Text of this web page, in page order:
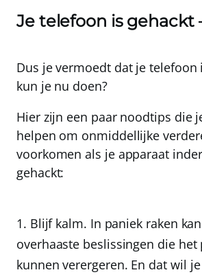
Je telefoon is gehackt
Dus je vermoedt dat je telefoon
kun je nu doen?
Hier zijn een paar noodtips die
helpen om onmiddellijke
voorkomen als je apparaat
gehackt:
Blijf kalm. In paniek raken
overhaaste beslissingen die
kunnen verergeren. En dat wil